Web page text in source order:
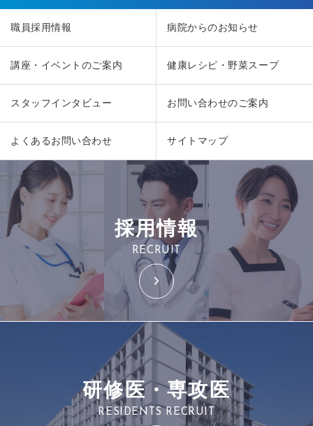
職員採用情報 病院からのお知らせ
講座・イベントのご案内 健康レシピ・野菜スープ
スタッフインタビュー お問い合わせのご案内
よくあるお問い合わせ サイトマップ
採用情報
RECRUIT
研修医・専攻医
RESIDENTS RECRUIT